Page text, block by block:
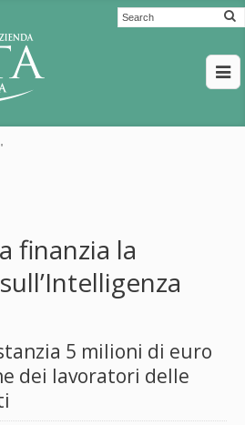
finanzia la
5 milioni di euro
dei lavoratori delle